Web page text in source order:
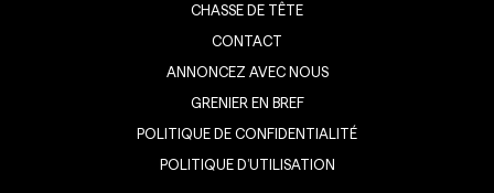
CHASSE DE TÊTE
CONTACT
ANNONCEZ AVEC NOUS
GRENIER EN BREF
POLITIQUE DE CONFIDENTIALITÉ
POLITIQUE D’UTILISATION